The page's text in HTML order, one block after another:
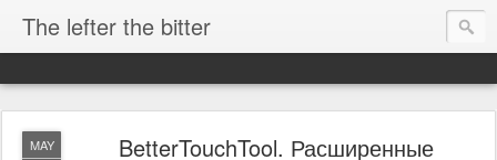
The lefter the bitter
MAY
BetterTouchTool. Расширенные